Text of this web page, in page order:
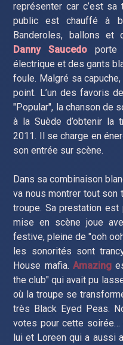
représenter car c’est
public est chauffé à
Banderoles, ballons et
Danny Saucedo porte
électrique et des gants
foule. Malgré sa
point. L’un des favoris
"Popular", la chanson de
à la Suède d’obtenir la
2011. Il se charge en
son entrée sur scène.
Dans sa combinaison
va nous montrer tout son
troupe. Sa prestation est
mise en scène joue
festive, pleine de "ooh
les sonorités sont
House mafia. Amazing
the club" qui avait pu
où la troupe se
très Black Eyed Peas.
votes pour cette
lui et Loreen qui a aussi